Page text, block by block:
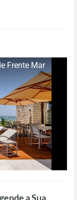
Frente Mar
a Sua